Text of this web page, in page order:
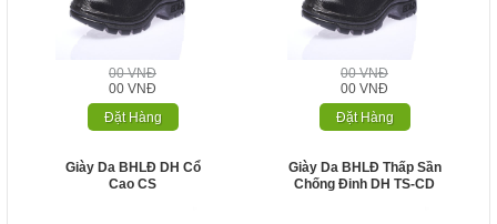
00 VNĐ
00 VNĐ
Đặt Hàng
00 VNĐ
00 VNĐ
Đặt Hàng
Giày Da BHLĐ DH Cổ
Cao CS
Giày Da BHLĐ Thấp Sần
Chống Đinh DH TS-CD